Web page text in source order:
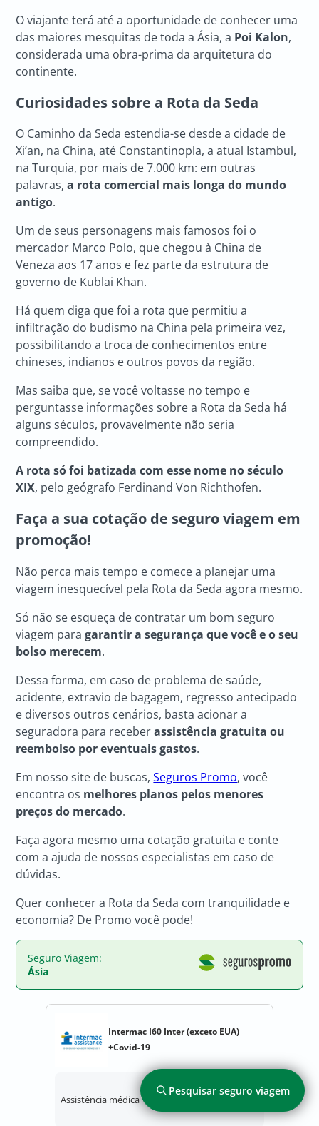
O viajante terá até a oportunidade de conhecer uma
das maiores mesquitas de toda a Ásia, a Poi Kalon,
considerada uma obra-prima da arquitetura do
continente.
Curiosidades sobre a Rota da Seda
O Caminho da Seda estendia-se desde a cidade de
Xi’an, na China, até Constantinopla, a atual Istambul,
na Turquia, por mais de 7.000 km: em outras
palavras,a rota comercial mais longa do mundo
antigo.
Um de seus personagens mais famosos foi o
mercador Marco Polo, que chegou à China de
Veneza aos 17 anos e fez parte da estrutura de
governo de Kublai Khan.
Há quem diga que foi a rota que permitiu a
infiltração do budismo na China pela primeira vez,
possibilitando a troca de conhecimentos entre
chineses, indianos e outros povos da região.
Mas saiba que, se você voltasse no tempo e
perguntasse informações sobre a Rota da Seda há
alguns séculos, provavelmente não seria
compreendido.
A rota só foi batizada com esse nome no século
XIX, pelo geógrafo Ferdinand Von Richthofen.
Faça a sua cotação de seguro viagem em
promoção!
Não perca mais tempo e comece a planejar uma
viagem inesquecível pela Rota da Seda agora mesmo.
Só não se esqueça de contratar um bom seguro
viagem paragarantir a segurança que você e o seu
bolso merecem.
Dessa forma, em caso de problema de saúde,
acidente, extravio de bagagem, regresso antecipado
e diversos outros cenários, basta acionar a
seguradora para receberassistência gratuita ou
reembolso por eventuais gastos.
Em nosso site de buscas,Seguros Promo, você
encontra os melhores planos pelos menores
preços do mercado.
Faça agora mesmo uma cotação gratuita e conte
com a ajuda de nossos especialistas em caso de
dúvidas.
Quer conhecer a Rota da Seda com tranquilidade e
economia? De Promo você pode!
Seguro Viagem:
Ásia
Intermac I60 Inter (exceto EUA)
+Covid-19
Assistência médica USD 60.000
Pesquisar seguro viagem